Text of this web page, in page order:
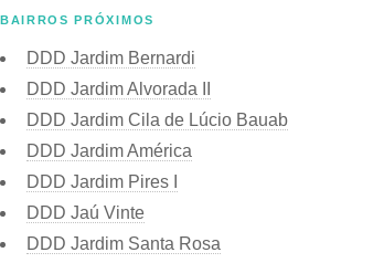
BAIRROS PRÓXIMOS
DDD Jardim Bernardi
DDD Jardim Alvorada II
DDD Jardim Cila de Lúcio Bauab
DDD Jardim América
DDD Jardim Pires I
DDD Jaú Vinte
DDD Jardim Santa Rosa